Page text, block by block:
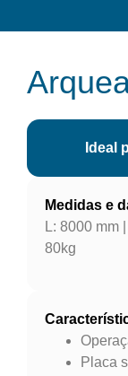
Ideal
Medidas e
L: 8000 mm
80kg
Placa